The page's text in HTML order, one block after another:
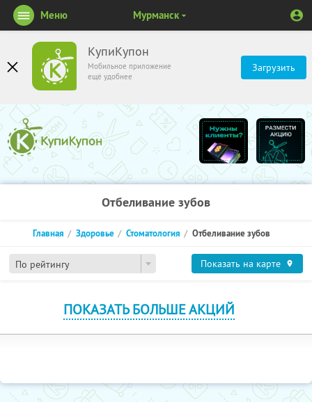
КупиКупон
Мобильное приложение
ещё удобнее
Загрузить
Меню Мурманск
Отбеливание зубов
По рейтингу
Главная Здоровье Стоматология Отбеливание зубов
Показать на карте
ПОКАЗАТЬ БОЛЬШЕ АКЦИЙ